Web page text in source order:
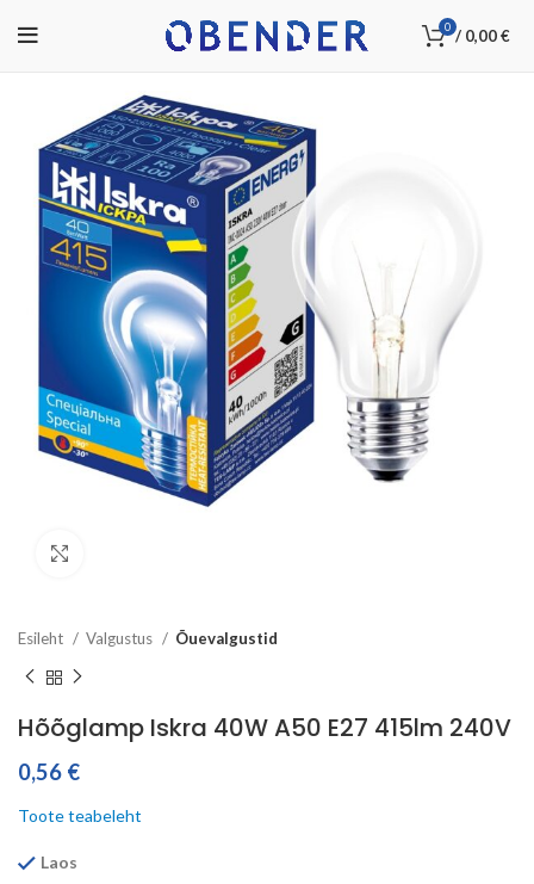
0 / 0,00€
Esileht Valgustus Õuevalgustid
Hõõglamp Iskra 40W A50 E27 415lm 240V
0,56 €
Toote teabeleht
Laos